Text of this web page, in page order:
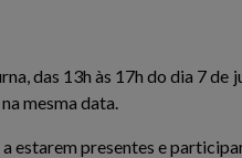
das 13h às 17h do dia 7
mesma data.
estarem presentes e